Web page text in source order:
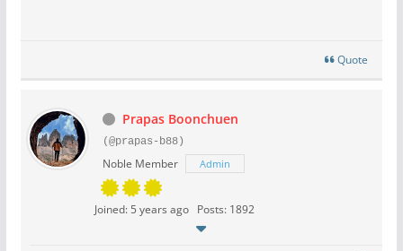
Quote
Prapas Boonchuen
(@prapas-b88)
Noble Member Admin
Joined: 5 years ago Posts: 1892